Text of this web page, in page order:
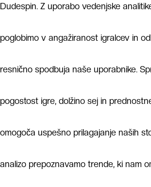
Dudespin. Z uporabo vedenjske
poglobimo v angažiranost igralcev in
resnično spodbuja naše uporabnike.
pogostost igre, dolžino sej in
omogoča uspešno prilagajanje naših
analizo prepoznavamo trende, ki nam